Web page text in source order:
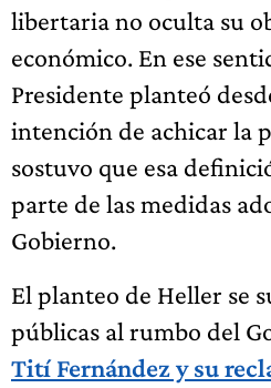
libertaria no oculta su
económico. En ese
Presidente planteó
intención de achicar la
sostuvo que esa
parte de las medidas
Gobierno.
El planteo de Heller se
públicas al rumbo del
Tití Fernández y su